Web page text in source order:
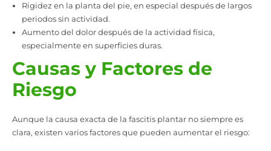
Rigidez en la planta del pie, en especial después de largos
periodos sin actividad.
Aumento del dolor después de la actividad física,
especialmente en superficies duras.
Causas y Factores de
Riesgo
Aunque la causa exacta de la fascitis plantar no siempre es
clara, existen varios factores que pueden aumentar el riesgo: